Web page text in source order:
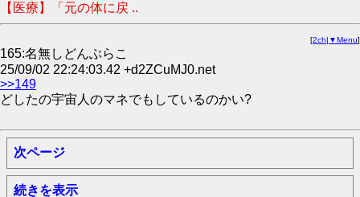
【医療】「元の体に戻 ..
[2ch| ▼Menu]
165:名無しどんぶらこ
25/09/02 22:24:03.42 +d2ZCuMJ0.net
>>149
どしたの宇宙人のマネでもしているのかい?
次ページ
続きを表示